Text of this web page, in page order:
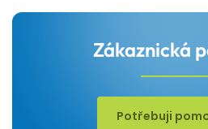
Zákaznická
Potřebuji